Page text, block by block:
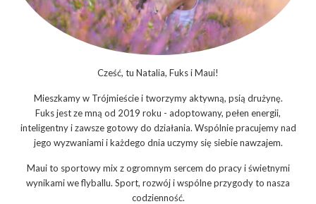
Cześć, tu Natalia, Fuks i Maui!
Mieszkamy w Trójmieście i tworzymy aktywną, psią drużynę.
Fuks jest ze mną od 2019 roku - adoptowany, pełen energii,
inteligentny i zawsze gotowy do działania. Wspólnie pracujemy nad
jego wyzwaniami i każdego dnia uczymy się siebie nawzajem.
Maui to sportowy mix z ogromnym sercem do pracy i świetnymi
wynikami we flyballu. Sport, rozwój i wspólne przygody to nasza
codzienność.